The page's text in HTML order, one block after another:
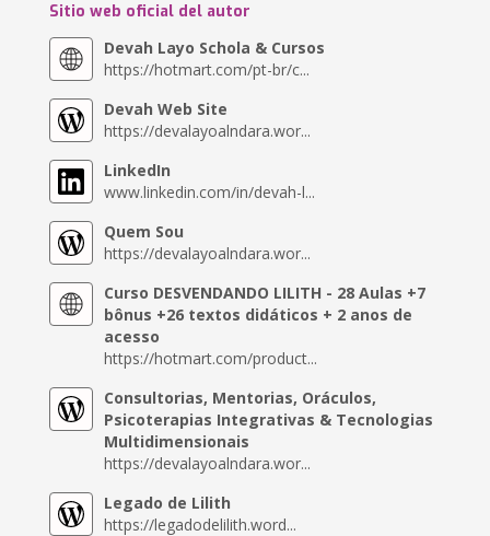
Sitio web oficial del autor
Devah Layo Schola & Cursos
https://hotmart.com/pt-br/c...
Devah Web Site
https://devalayoalndara.wor...
LinkedIn
www.linkedin.com/in/devah-l...
Quem Sou
https://devalayoalndara.wor...
Curso DESVENDANDO LILITH - 28 Aulas +7
bônus +26 textos didáticos + 2 anos de
acesso
https://hotmart.com/product...
Consultorias, Mentorias, Oráculos,
Psicoterapias Integrativas & Tecnologias
Multidimensionais
https://devalayoalndara.wor...
Legado de Lilith
https://legadodelilith.word...